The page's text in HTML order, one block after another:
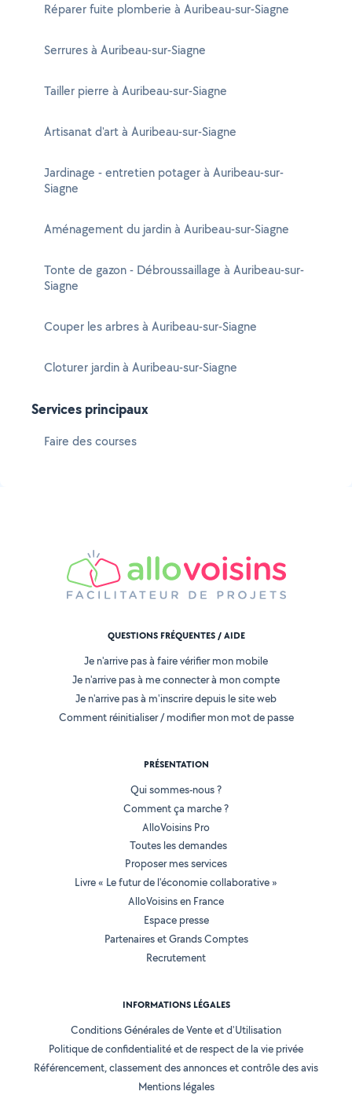
Réparer fuite plomberie à Auribeau-sur-Siagne
Serrures à Auribeau-sur-Siagne
Tailler pierre à Auribeau-sur-Siagne
Artisanat d'art à Auribeau-sur-Siagne
Jardinage - entretien potager à Auribeau-sur-
Siagne
Aménagement du jardin à Auribeau-sur-Siagne
Tonte de gazon - Débroussaillage à Auribeau-sur-
Siagne
Couper les arbres à Auribeau-sur-Siagne
Cloturer jardin à Auribeau-sur-Siagne
Services principaux
Faire des courses
QUESTIONS FRÉQUENTES / AIDE
Je n'arrive pas à faire vérifier mon mobile
Je n'arrive pas à me connecter à mon compte
Je n'arrive pas à m'inscrire depuis le site web
Comment réinitialiser / modifier mon mot de passe
PRÉSENTATION
Qui sommes-nous ?
Comment ça marche ?
AlloVoisins Pro
Toutes les demandes
Proposer mes services
Livre « Le futur de l'économie collaborative »
AlloVoisins en France
Espace presse
Partenaires et Grands Comptes
Recrutement
INFORMATIONS LÉGALES
Conditions Générales de Vente et d'Utilisation
Politique de confidentialité et de respect de la vie privée
Référencement, classement des annonces et contrôle des avis
Mentions légales